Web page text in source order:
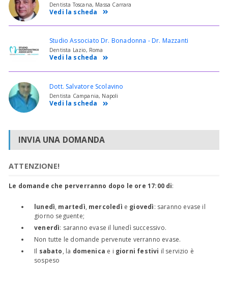
Dentista Toscana, Massa Carrara
Vedi la scheda
Studio Associato Dr. Bonadonna - Dr. Mazzanti
Dentista Lazio, Roma
Vedi la scheda
Dott. Salvatore Scolavino
Dentista Campania, Napoli
Vedi la scheda
INVIA UNA DOMANDA
ATTENZIONE!
Le domande che perverranno dopo le ore 17:00 di:
lunedì, martedì, mercoledì e giovedì: saranno evase il
giorno seguente;
venerdì: saranno evase il lunedì successivo.
Non tutte le domande pervenute verranno evase.
Il sabato, la domenica e i giorni festivi il servizio è
sospeso